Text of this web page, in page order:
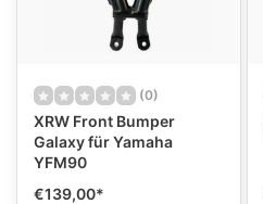
(0)
XRW Front Bumper
Galaxy für Yamaha
YFM90
€139,00*